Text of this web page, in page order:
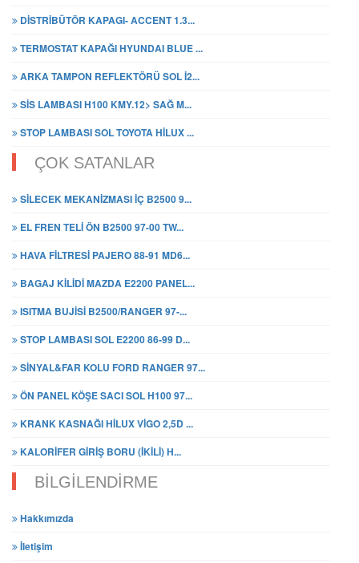
DİSTRİBÜTÖR KAPAGI- ACCENT 1.3...
TERMOSTAT KAPAĞI HYUNDAI BLUE ...
ARKA TAMPON REFLEKTÖRÜ SOL İ2...
SİS LAMBASI H100 KMY.12> SAĞ M...
STOP LAMBASI SOL TOYOTA HİLUX ...
ÇOK SATANLAR
SİLECEK MEKANİZMASI İÇ B2500 9...
EL FREN TELİ ÖN B2500 97-00 TW...
HAVA FİLTRESİ PAJERO 88-91 MD6...
BAGAJ KİLİDİ MAZDA E2200 PANEL...
ISITMA BUJİSİ B2500/RANGER 97-...
STOP LAMBASI SOL E2200 86-99 D...
SİNYAL&FAR KOLU FORD RANGER 97...
ÖN PANEL KÖŞE SACI SOL H100 97...
KRANK KASNAĞI HİLUX VİGO 2,5D ...
KALORİFER GİRİŞ BORU (İKİLİ) H...
BİLGİLENDİRME
Hakkımızda
İletişim